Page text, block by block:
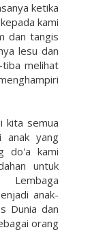
ketika
kami
dan tangis
lesu dan
melihat
kita semua
anak yang
do'a kami
untuk
anak-
Dunia dan
orang